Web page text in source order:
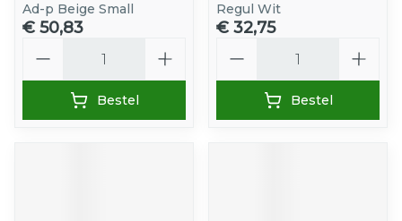
Ad-p Beige Small
€ 50,83
Bestel
Regul Wit
€ 32,75
Bestel